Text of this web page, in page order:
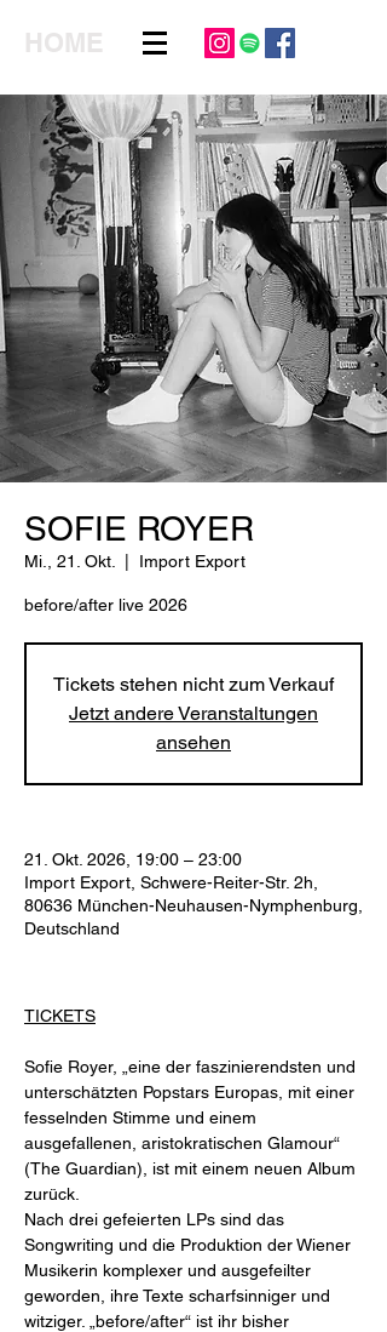
HOME
SOFIE ROYER
Mi., 21. Okt. Import Export
before/after live 2026
Tickets stehen nicht zum Verkauf
Jetzt andere Veranstaltungen
ansehen
21. Okt. 2026, 19:00 – 23:00
Import Export, Schwere-Reiter-Str. 2h,
80636 München-Neuhausen-Nymphenburg,
Deutschland
TICKETS
Sofie Royer, „eine der faszinierendsten und
unterschätzten Popstars Europas, mit einer
fesselnden Stimme und einem
ausgefallenen, aristokratischen Glamour“
(The Guardian), ist mit einem neuen Album
zurück.
Nach drei gefeierten LPs sind das
Songwriting und die Produktion der Wiener
Musikerin komplexer und ausgefeilter
geworden, ihre Texte scharfsinniger und
witziger. „before/after“ ist ihr bisher